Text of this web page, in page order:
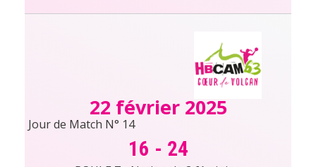
22 février 2025
Jour de Match N° 14
16 - 24